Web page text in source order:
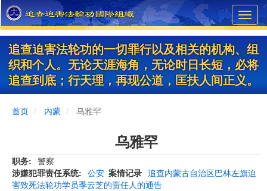
Skip
to
main
content
追查迫害法轮功的一切罪行以及相关的机构、组
织和个人。无论天涯海角，无论时日长短，必将
追查到底；行天理，再现公道，匡扶人间正义。
首页 内蒙 乌雅罕
乌雅罕
职务
警察
涉嫌犯罪责任系统
公安 案情记录 追查内蒙古自治区巴林左旗迫
害致死法轮功学员季云芝的责任人的通告